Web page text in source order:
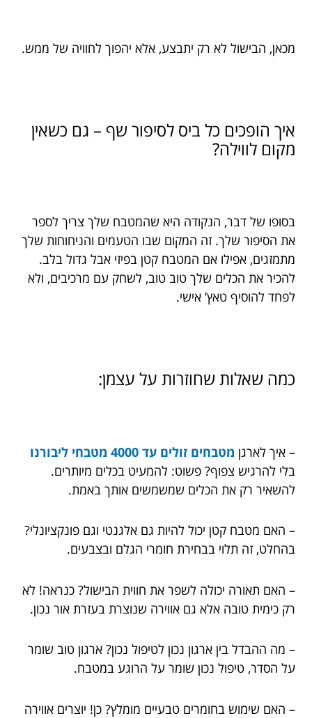
מכאן, הבישול לא רק יתבצע, אלא יהפוך לחוויה של ממש.
איך הופכים כל ביס לסיפור שף – גם כשאין
מקום לווילה?
בסופו של דבר, הנקודה היא שהמטבח שלך צריך לספר
את הסיפור שלך. זה המקום שבו הטעמים והניחוחות שלך
מתמזגים, אפילו אם המטבח קטן בפיזי אבל גדול בלב.
להכיר את הכלים שלך טוב טוב, לשחק עם מרכיבים, ולא
לפחד להוסיף טאץ’ אישי.
כמה שאלות שחוזרות על עצמן:
– איך לארגן מטבחים זולים עד 4000 מטבחי ליבורנו
בלי להרגיש צפוף? פשוט: להמעיט בכלים מיותרים.
להשאיר רק את הכלים שמשמשים אותך באמת.
– האם מטבח קטן יכול להיות גם אלגנטי וגם פונקציונלי?
בהחלט, זה תלוי בבחירת חומרי הגלם ובצבעים.
– האם תאורה יכולה לשפר את חווית הבישול? כנראה! לא
רק כימית טובה אלא גם אווירה שנוצרת בעזרת אור נכון.
– מה ההבדל בין ארגון נכון לטיפול נכון? ארגון טוב שומר
על הסדר, טיפול נכון שומר על הרוגע במטבח.
– האם שימוש בחומרים טבעיים מומלץ? כן! יוצרים אווירה